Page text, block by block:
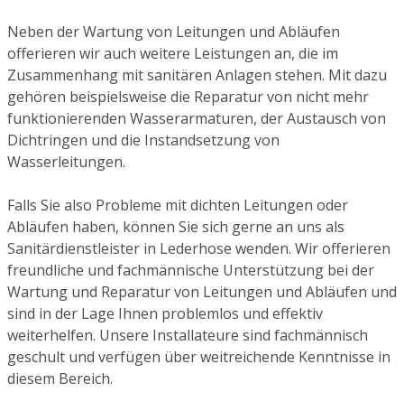
Neben der Wartung von Leitungen und Abläufen
offerieren wir auch weitere Leistungen an, die im
Zusammenhang mit sanitären Anlagen stehen. Mit dazu
gehören beispielsweise die Reparatur von nicht mehr
funktionierenden Wasserarmaturen, der Austausch von
Dichtringen und die Instandsetzung von
Wasserleitungen.
Falls Sie also Probleme mit dichten Leitungen oder
Abläufen haben, können Sie sich gerne an uns als
Sanitärdienstleister in Lederhose wenden. Wir offerieren
freundliche und fachmännische Unterstützung bei der
Wartung und Reparatur von Leitungen und Abläufen und
sind in der Lage Ihnen problemlos und effektiv
weiterhelfen. Unsere Installateure sind fachmännisch
geschult und verfügen über weitreichende Kenntnisse in
diesem Bereich.